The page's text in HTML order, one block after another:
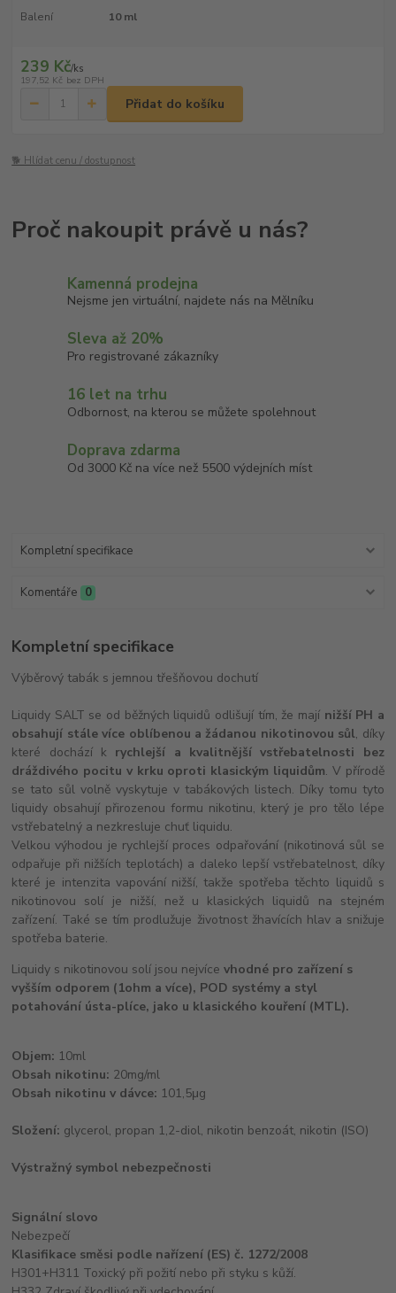
Balení
10 ml
239 Kč/ks
197,52 Kč bez DPH
Přidat do košíku
🐕 Hlídat cenu / dostupnost
Kamenná prodejna
Nejsme jen virtuální, najdete nás na Mělníku
Sleva až 20%
Pro registrované zákazníky
16 let na trhu
Odbornost, na kterou se můžete spolehnout
Doprava zdarma
Od 3000 Kč na více než 5500 výdejních míst
Kompletní specifikace
Komentáře 0
Kompletní specifikace
Výběrový tabák s jemnou třešňovou dochutí
Liquidy SALT se od běžných liquidů odlišují tím, že mají nižší PH a
obsahují stále více oblíbenou a žádanou nikotinovou sůl, díky
které dochází k rychlejší a kvalitnější vstřebatelnosti bez
dráždivého pocitu v krku oproti klasickým liquidům. V přírodě
se tato sůl volně vyskytuje v tabákových listech. Díky tomu tyto
liquidy obsahují přirozenou formu nikotinu, který je pro tělo lépe
vstřebatelný a nezkresluje chuť liquidu.
Velkou výhodou je rychlejší proces odpařování (nikotinová sůl se
odpařuje při nižších teplotách) a daleko lepší vstřebatelnost, díky
které je intenzita vapování nižší, takže spotřeba těchto liquidů s
nikotinovou solí je nižší, než u klasických liquidů na stejném
zařízení. Také se tím prodlužuje životnost žhavících hlav a snižuje
spotřeba baterie.
Liquidy s nikotinovou solí jsou nejvícevhodné pro zařízení s
vyšším odporem (1ohm a více), POD systémy a styl
potahování ústa-plíce, jako u klasického kouření (MTL).
Objem: 10ml
Obsah nikotinu: 20mg/ml
Obsah nikotinu v dávce: 101,5μg
Složení: glycerol, propan 1,2-diol, nikotin benzoát, nikotin (ISO)
Výstražný symbol nebezpečnosti
Signální slovo
Nebezpečí
Klasifikace směsi podle nařízení (ES) č. 1272/2008
H301+H311 Toxický při požití nebo při styku s kůží.